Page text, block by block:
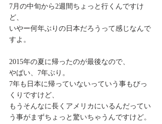
7月の中旬から2週間ちょっと行くんですけ
ど、
いやー何年ぶりの日本だろうって感じなんで
すよ。
2015年の夏に帰ったのが最後なので、
やばい、7年ぶり。
7年も日本に帰っていないっていう事もびっ
くりですけど、
もうそんなに長くアメリカにいるんだってい
う事がまずちょっと驚いちゃうんですけど。